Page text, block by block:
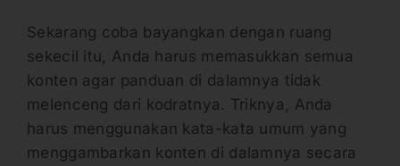
Sekarang coba bayangkan dengan ruang
sekecil itu, Anda harus memasukkan semua
konten agar panduan di dalamnya tidak
melenceng dari kodratnya. Triknya, Anda
harus menggunakan kata-kata umum yang
menggambarkan konten di dalamnya secara